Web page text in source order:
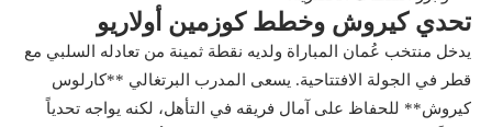
تحدي كيروش وخطط كوزمين أولاريو
يدخل منتخب عُمان المباراة ولديه نقطة ثمينة من تعادله السلبي مع
قطر في الجولة الافتتاحية. يسعى المدرب البرتغالي **كارلوس
كيروش** للحفاظ على آمال فريقه في التأهل، لكنه يواجه تحدياً